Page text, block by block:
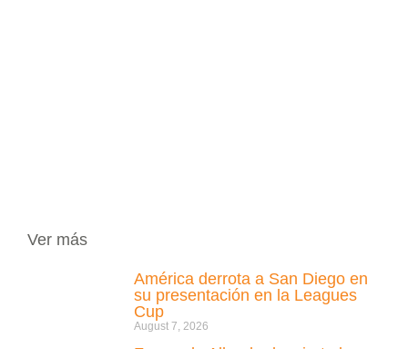
Ver más
América derrota a San Diego en
su presentación en la Leagues
Cup
August 7, 2026